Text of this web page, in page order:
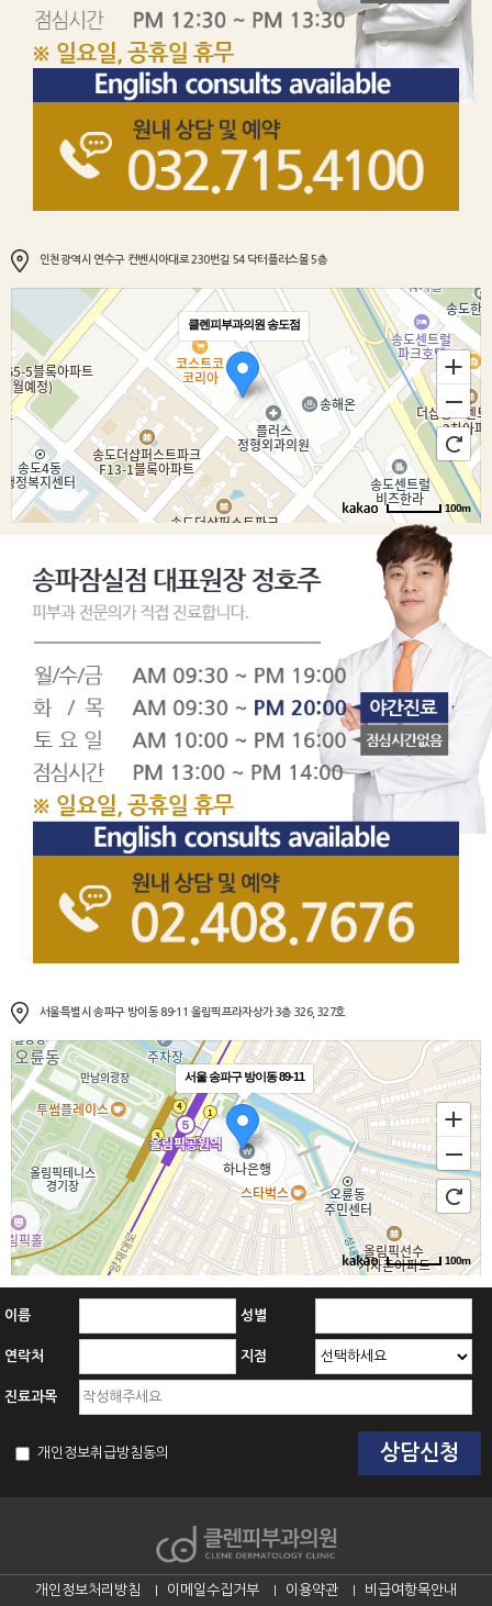
인천광역시 연수구 컨벤시아대로 230번길 54 닥터플러스몰 5층
클렌피부과의원 송도점
100m
서울특별시 송파구 방이동 89-11 올림픽프라자상가 3층 326, 327호
서울 송파구 방이동 89-11
100m
이름 성별
연락처 지점
진료과목
개인정보취급방침동의
개인정보처리방침 이메일수집거부 이용약관 비급여항목안내